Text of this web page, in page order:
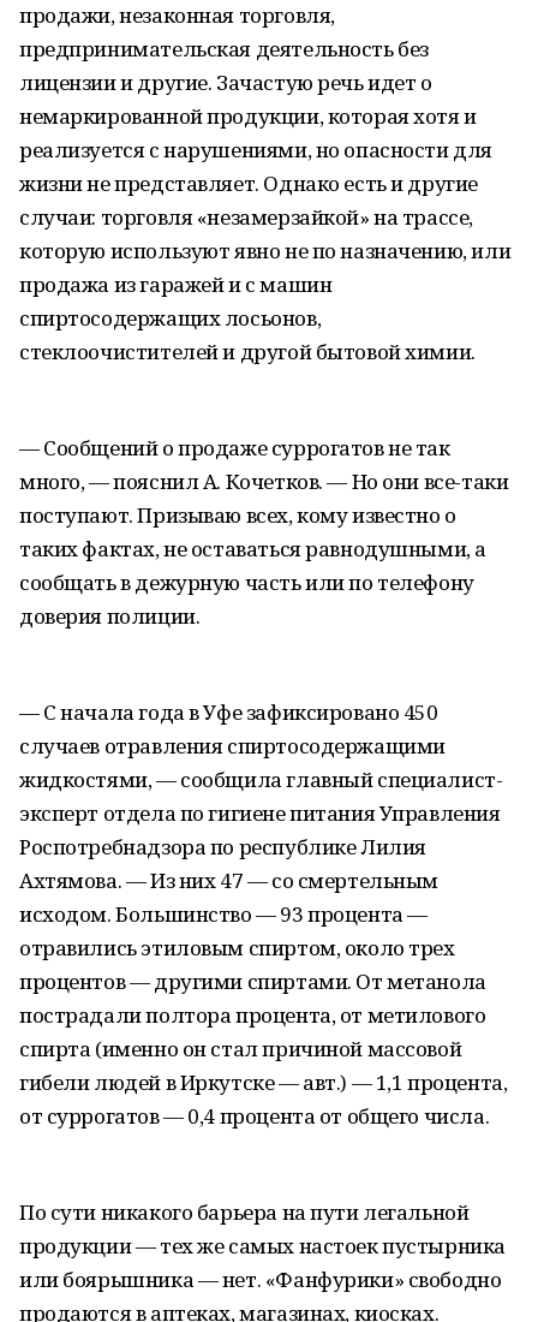
продажи, незаконная торговля,
предпринимательская деятельность без
лицензии и другие. Зачастую речь идет о
немаркированной продукции, которая хотя и
реализуется с нарушениями, но опасности для
жизни не представляет. Однако есть и другие
случаи: торговля «незамерзайкой» на трассе,
которую используют явно не по назначению, или
продажа из гаражей и с машин
спиртосодержащих лосьонов,
стеклоочистителей и другой бытовой химии.
— Сообщений о продаже суррогатов не так
много, — пояснил А. Кочетков. — Но они все-таки
поступают. Призываю всех, кому известно о
таких фактах, не оставаться равнодушными, а
сообщать в дежурную часть или по телефону
доверия полиции.
— С начала года в Уфе зафиксировано 450
случаев отравления спиртосодержащими
жидкостями, — сообщила главный специалист-
эксперт отдела по гигиене питания Управления
Роспотребнадзора по республике Лилия
Ахтямова. — Из них 47 — со смертельным
исходом. Большинство — 93 процента —
отравились этиловым спиртом, около трех
процентов — другими спиртами. От метанола
пострадали полтора процента, от метилового
спирта (именно он стал причиной массовой
гибели людей в Иркутске — авт.) — 1,1 процента,
от суррогатов — 0,4 процента от общего числа.
По сути никакого барьера на пути легальной
продукции — тех же самых настоек пустырника
или боярышника — нет. «Фанфурики» свободно
продаются в аптеках, магазинах, киосках.